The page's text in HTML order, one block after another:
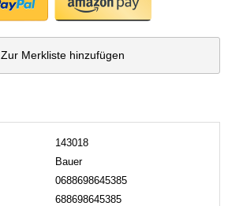
Zur Merkliste hinzufügen
143018
Bauer
0688698645385
688698645385